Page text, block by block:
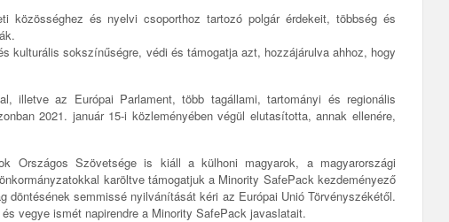
közösséghez és nyelvi csoporthoz tartozó polgár érdekeit, többség és
kulturális sokszínűségre, védi és támogatja azt, hozzájárulva ahhoz, hogy
illetve az Európai Parlament, több tagállami, tartományi és regionális
2021. január 15-i közleményében végül elutasította, annak ellenére,
Országos Szövetsége is kiáll a külhoni magyarok, a magyarországi
karöltve támogatjuk a Minority SafePack kezdeményező
semmissé nyilvánítását kéri az Európai Unió Törvényszékétől.
vegye ismét napirendre a Minority SafePack javaslatait.